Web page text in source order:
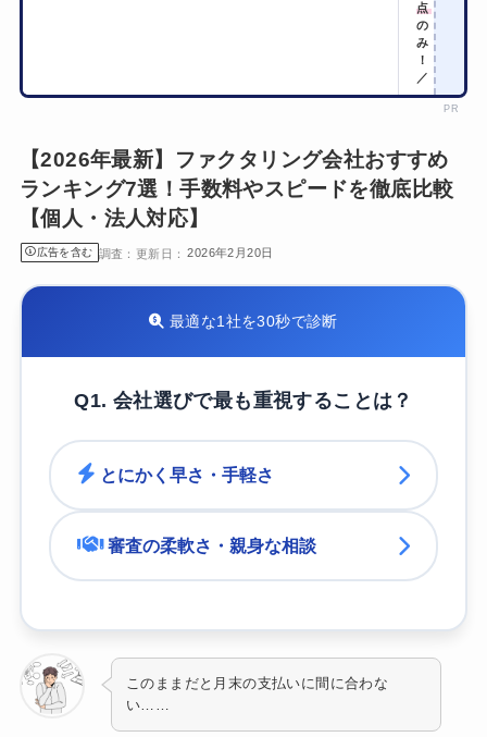
点
の
み
！
／
PR
【2026年最新】ファクタリング会社おすすめ
ランキング7選！手数料やスピードを徹底比較
【個人・法人対応】
広告を含む 2026年2月20日
最適な1社を30秒で診断
Q1. 会社選びで最も重視することは？
とにかく早さ・手軽さ
審査の柔軟さ・親身な相談
このままだと月末の支払いに間に合わな
い……